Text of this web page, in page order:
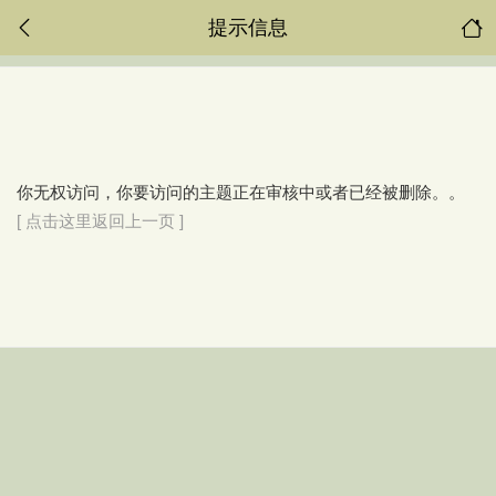
提示信息
你无权访问，你要访问的主题正在审核中或者已经被删除。。
[ 点击这里返回上一页 ]